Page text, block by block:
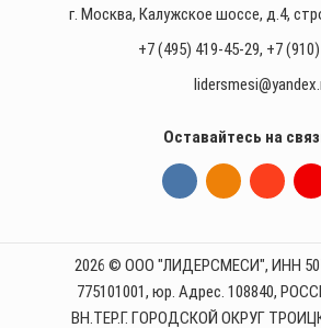
г. Москва, Калужское шоссе, д.4,
+7 (495) 419-45-29, +7
Оставайтесь на
2026 © ООО "ЛИДЕРСМЕСИ", ИНН
775101001, юр. Адрес. 108840,
ВН.ТЕР.Г. ГОРОДСКОЙ ОКРУГ